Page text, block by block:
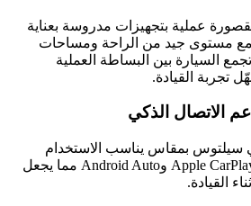
كيا سيلتوس 2023 مقصورة عملية بتجهيزات مدروسة بعناية
مع مستوى جيد من الراحة ومساحات
السيارة بين البساطة العملية
تجربة القيادة.
الاتصال الذكي
سيلتوس بمقاس يناسب الاستخدام
السريع والواضح، وتدعم Apple CarPlay وAndroid Auto مما يجعل
القيادة.